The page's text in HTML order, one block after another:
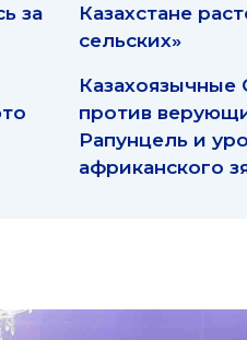
за
Казахстане
сельских»
против
Рапунцель и
африканского